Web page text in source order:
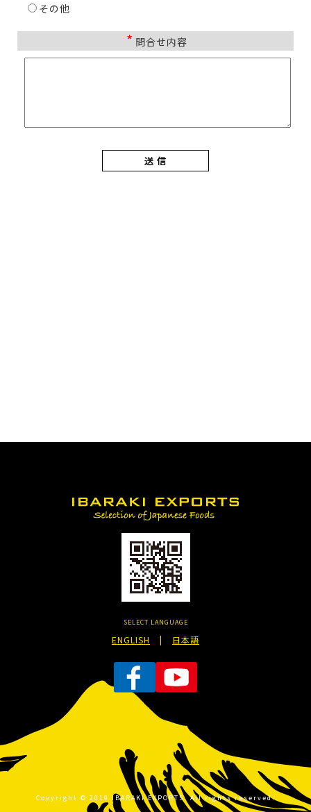
その他
* 問合せ内容
SELECT LANGUAGE
ENGLISH | 日本語
Copyright © 2019 IBARAKI EXPORTS. All rights reserved.